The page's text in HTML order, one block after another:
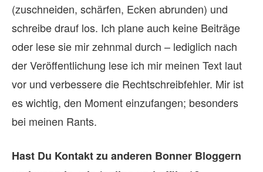
(zuschneiden, schärfen, Ecken abrunden) und
schreibe drauf los. Ich plane auch keine Beiträge
oder lese sie mir zehnmal durch – lediglich nach
der Veröffentlichung lese ich mir meinen Text laut
vor und verbessere die Rechtschreibfehler. Mir ist
es wichtig, den Moment einzufangen; besonders
bei meinen Rants.
Hast Du Kon­takt zu an­de­ren Bon­ner Blog­gern